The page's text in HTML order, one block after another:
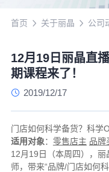
首页 关于丽晶 公司
12月19日丽晶直
期课程来了！
2019/12/17
门店如何科学备货？科学
适用对象： 零售店主 品牌
12月19日（本周四），
师，带来“品牌/门店如何